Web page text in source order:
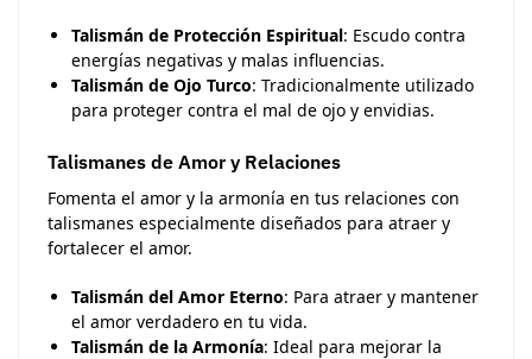
Talismán de Protección Espiritual: Escudo contra
energías negativas y malas influencias.
Talismán de Ojo Turco: Tradicionalmente utilizado
para proteger contra el mal de ojo y envidias.
Talismanes de Amor y Relaciones
Fomenta el amor y la armonía en tus relaciones con
talismanes especialmente diseñados para atraer y
fortalecer el amor.
Talismán del Amor Eterno: Para atraer y mantener
el amor verdadero en tu vida.
Talismán de la Armonía: Ideal para mejorar la